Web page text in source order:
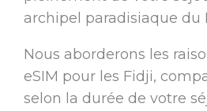
archipel paradisiaque du
Nous aborderons les
eSIM pour les Fidji,
selon la durée de votre